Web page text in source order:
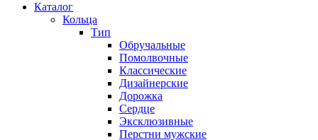
Каталог
Кольца
Тип
Обручальные
Помолвочные
Классические
Дизайнерские
Дорожка
Сердце
Эксклюзивные
Перстни мужские